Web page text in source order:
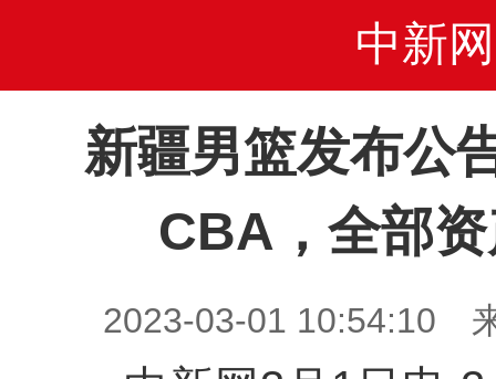
中新网
新疆男篮发布公
CBA，全部
2023-03-01 10:54:10